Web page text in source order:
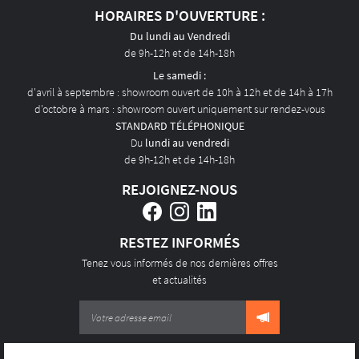
HORAIRES D'OUVERTURE :
Du lundi au Vendredi
de 9h-12h et de 14h-18h
Le samedi :
d'avril à septembre : showroom ouvert de 10h à 12h et de 14h à 17h
d'octobre à mars : showroom ouvert uniquement sur rendez-vous
STANDARD TÉLÉPHONIQUE
Du lundi au vendredi
de 9h-12h et de 14h-18h
REJOIGNEZ-NOUS
RESTEZ INFORMÉS
Tenez vous informés de nos dernières offres
et actualités